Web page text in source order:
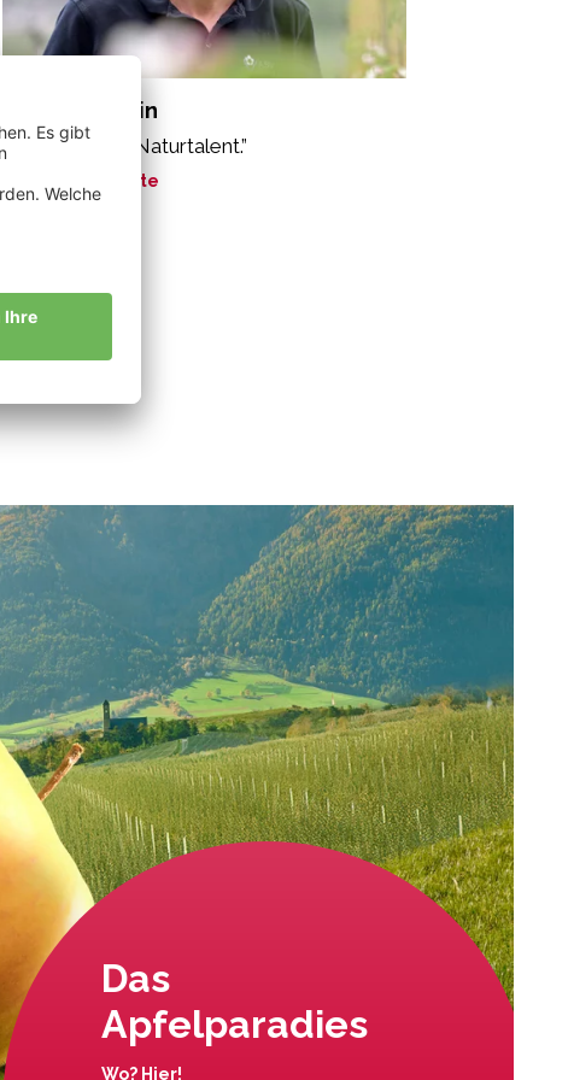
Pinzger Martin
“Die Äpfel. Ein Naturtalent.”
Meine Geschichte
Das
Apfelparadies
Wo? Hier!